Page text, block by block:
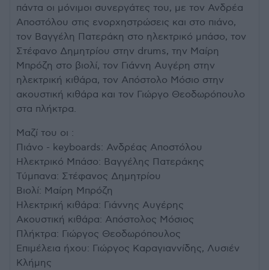
πάντα οι μόνιμοι συνεργάτες του, με τον Ανδρέα
Αποστόλου στις ενορχηστρώσεις και στο πιάνο,
τον Βαγγέλη Πατεράκη στο ηλεκτρικό μπάσο, τον
Στέφανο Δημητρίου στην drums, την Μαίρη
Μπρόζη στο βιολί, τον Γιάννη Αυγέρη στην
ηλεκτρική κιθάρα, τον Απόστολο Μόσιο στην
ακουστική κιθάρα και τον Γιώργο Θεοδωρόπουλο
στα πλήκτρα.
Μαζί του οι :
Πιάνο - keyboards: Ανδρέας Αποστόλου
Ηλεκτρικό Μπάσο: Βαγγέλης Πατεράκης
Τύμπανα: Στέφανος Δημητρίου
Βιολί: Μαίρη Μπρόζη
Ηλεκτρική κιθάρα: Γιάννης Αυγέρης
Ακουστική κιθάρα: Απόστολος Μόσιος
Πλήκτρα: Γιώργος Θεοδωρόπουλος
Επιμέλεια ήχου: Γιώργος Καραγιαννίδης, Λυσιέν
Κλήμης